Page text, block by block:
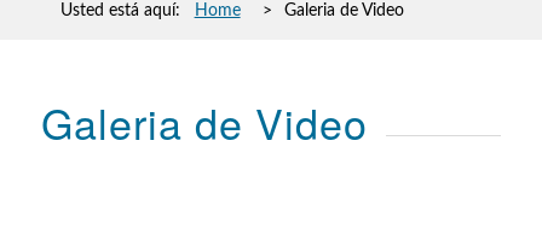
Usted está aquí: Home > Galeria de Video
Galeria de Video